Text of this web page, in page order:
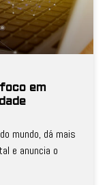
em
mundo, dá mais
e anuncia o